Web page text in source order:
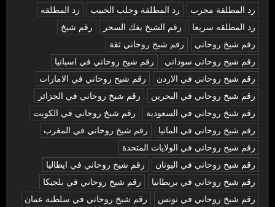
رد المطلقة مجرب
رد المطلقة وجلب الحبيب
رد المطلقه
رد المطلقه سريعا
رقم الشيخ يفك السحر
رقم شيخ
رقم شيخ روحاني
رقم شيخ روحاني ثقة
رقم شيخ روحاني سوداني
رقم شيخ روحاني في اسبانيا
رقم شيخ روحاني في الاردن
رقم شيخ روحاني في الامارات
رقم شيخ روحاني في البحرين
رقم شيخ روحاني في الجزائر
رقم شيخ روحاني في السعودية
رقم شيخ روحاني في الكويت
رقم شيخ روحاني في المانيا
رقم شيخ روحاني في المغرب
رقم شيخ روحاني في الولايات المتحدة
رقم شيخ روحاني في اليونان
رقم شيخ روحاني في ايطاليا
رقم شيخ روحاني في بريطانيا
رقم شيخ روحاني في بلجيكا
رقم شيخ روحاني في تونس
رقم شيخ روحاني في سلطنة عمان